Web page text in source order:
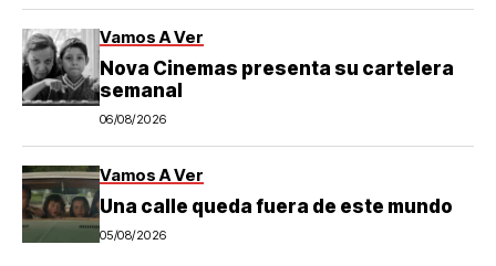
Vamos A Ver
Nova Cinemas presenta su cartelera
semanal
06/08/2026
Vamos A Ver
Una calle queda fuera de este mundo
05/08/2026